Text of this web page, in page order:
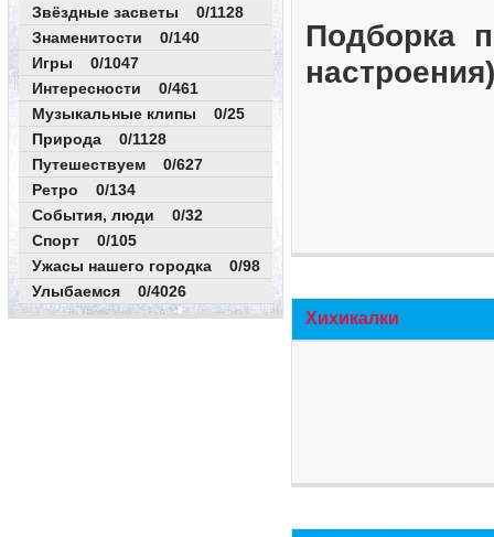
Звёздные засветы 0/1128
Знаменитости 0/140
Игры 0/1047
Интересности 0/461
Музыкальные клипы 0/25
Природа 0/1128
Путешествуем 0/627
Ретро 0/134
События, люди 0/32
Спорт 0/105
Ужасы нашего городка 0/98
Улыбаемся 0/4026
Подборка
Хихикалки